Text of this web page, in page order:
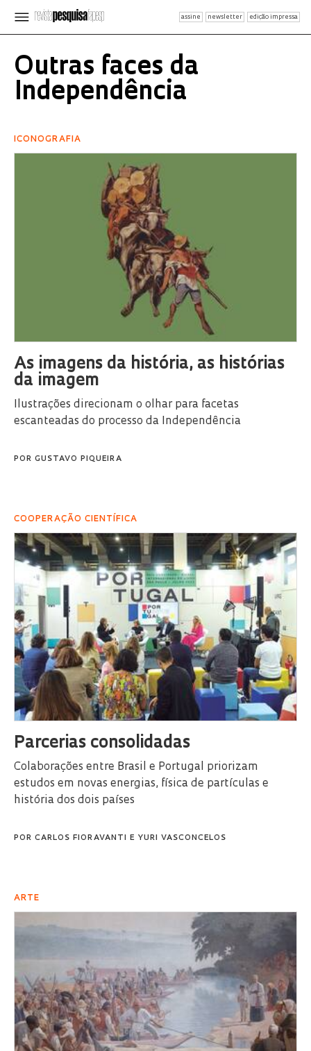
assine newsletter edição impressa
Outras faces da
Independência
ICONOGRAFIA
As imagens da história, as histórias
da imagem
Ilustrações direcionam o olhar para facetas
escanteadas do processo da Independência
POR GUSTAVO PIQUEIRA
COOPERAÇÃO CIENTÍFICA
Parcerias consolidadas
Colaborações entre Brasil e Portugal priorizam
estudos em novas energias, física de partículas e
história dos dois países
POR CARLOS FIORAVANTI E YURI VASCONCELOS
ARTE